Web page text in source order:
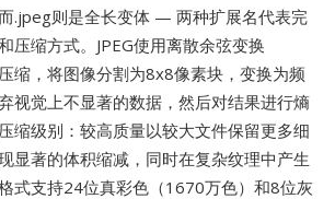
.jpeg则是全长变体 — 两种扩展名代表完
压缩方式。JPEG使用离散余弦变换
缩，将图像分割为8x8像素块，变换为频
视觉上不显著的数据，然后对结果进行熵
缩级别：较高质量以较大文件保留更多细
显著的体积缩减，同时在复杂纹理中产生
式支持24位真彩色（1670万色）和8位灰